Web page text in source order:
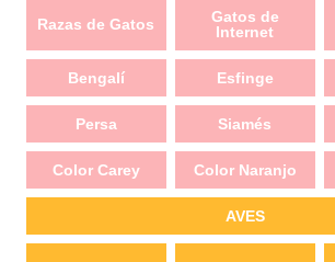
Razas de Gatos
Gatos de
Internet
Bengalí Esfinge
Persa Siamés
Color Carey Color Naranjo
AVES